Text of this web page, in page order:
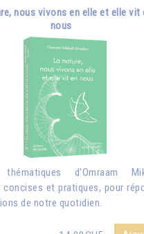
nous vivons en elle et elle vit
nous
thématiques d'Omraam
concises et pratiques, pour
de notre quotidien.